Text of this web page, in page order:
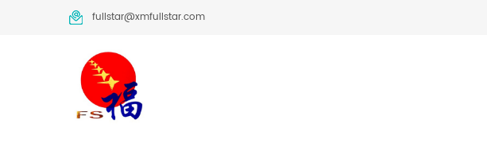
fullstar@xmfullstar.com